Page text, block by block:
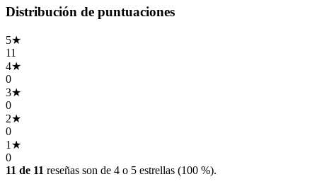
Distribución de puntuaciones
5★
11
4★
0
3★
0
2★
0
1 ★
0
11 de 11 reseñas son de 4 o 5 estrellas (100 %).